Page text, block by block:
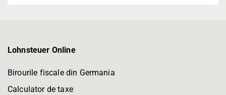
Lohnsteuer Online
Birourile fiscale din Germania
Calculator de taxe